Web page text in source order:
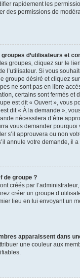
rapidement les
des permissions de
d’utilisateurs et
groupes, cliquez sur le lien
l’utilisateur. Si vous
groupe désiré et cliquez
ne sont pas en libre
certains sont fermés et
est dit « Ouvert », vous
dit « À la demande »,
nécessitera d’être
vous demander pourquoi
s’il approuvera ou non
annule votre demande, il
de groupe ?
créés par
créer un groupe
lieu en lui envoyant un
apparaissent dans
une couleur aux